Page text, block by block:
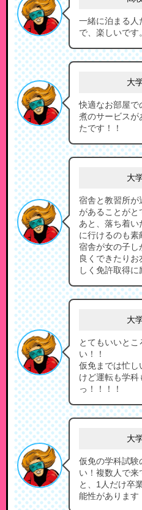
一緒に泊まる人
で、楽しいです
大
快適なお部屋で
煮のサービスが
たです！！
大
宿舎と教習所が
があることがと
あと、落ち着い
に行けるのも素
宿舎が女の子し
良くできたり
しく免許取得に
大
とてもいいとこ
い！！
仮免までは忙し
けど運転も学
っ！！！！
大
仮免の学科試験
い！複数人で来
と、1人だけ卒
能性があります